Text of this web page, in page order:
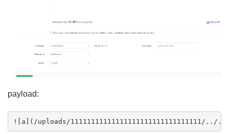
payload:
![a](/uploads/